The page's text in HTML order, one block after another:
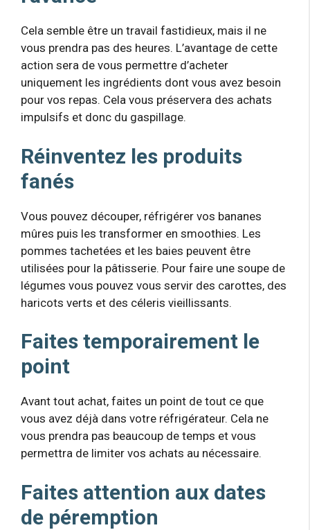
Cela semble être un travail fastidieux, mais il ne
vous prendra pas des heures. L’avantage de cette
action sera de vous permettre d’acheter
uniquement les ingrédients dont vous avez besoin
pour vos repas. Cela vous préservera des achats
impulsifs et donc du gaspillage.
Réinventez les produits
fanés
Vous pouvez découper, réfrigérer vos bananes
mûres puis les transformer en smoothies. Les
pommes tachetées et les baies peuvent être
utilisées pour la pâtisserie. Pour faire une soupe de
légumes vous pouvez vous servir des carottes, des
haricots verts et des céleris vieillissants.
Faites temporairement le
point
Avant tout achat, faites un point de tout ce que
vous avez déjà dans votre réfrigérateur. Cela ne
vous prendra pas beaucoup de temps et vous
permettra de limiter vos achats au nécessaire.
Faites attention aux dates
de péremption